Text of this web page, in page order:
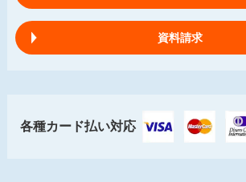
資料請求
各種カード払い対応